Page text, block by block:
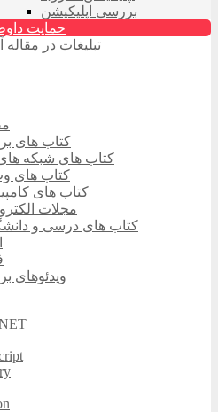
بررسی اپلیکیشن
حمایت
تبلیغات در مقاله
کتاب های
کتاب های شبکه
کتاب های
کتاب های
مجلات
کتاب های درسی و
ویدئوهای